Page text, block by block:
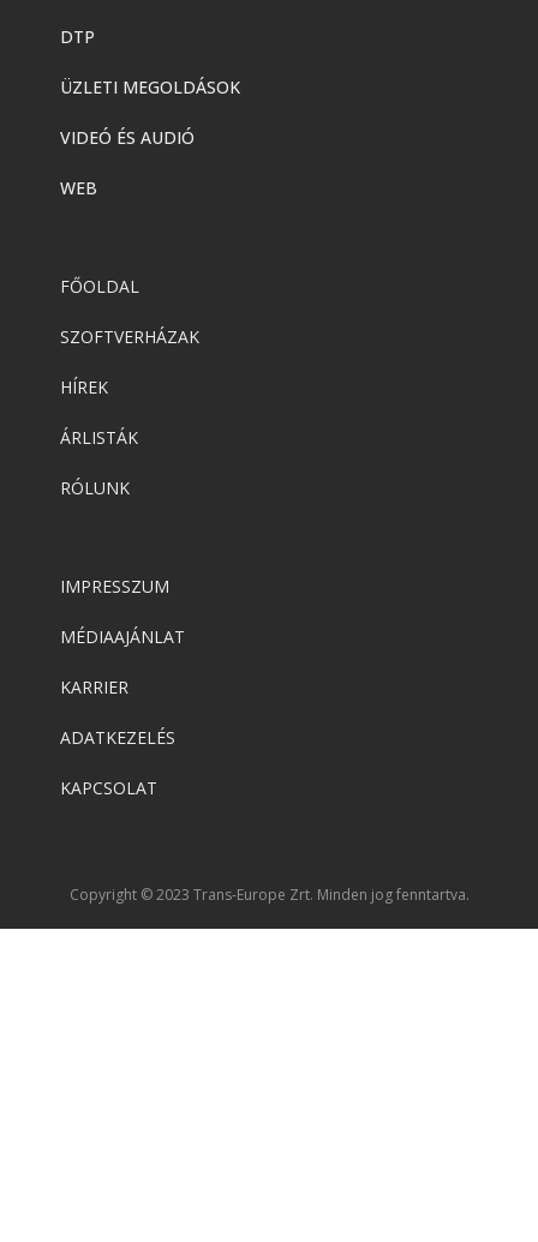
DTP
ÜZLETI MEGOLDÁSOK
VIDEÓ ÉS AUDIÓ
WEB
FŐOLDAL
SZOFTVERHÁZAK
HÍREK
ÁRLISTÁK
RÓLUNK
IMPRESSZUM
MÉDIAAJÁNLAT
KARRIER
ADATKEZELÉS
KAPCSOLAT
Copyright © 2023 Trans-Europe Zrt. Minden jog fenntartva.